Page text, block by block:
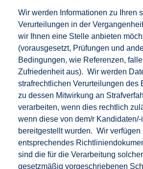
Wir werden Informationen zu Ihren
Verurteilungen in der
wir Ihnen eine Stelle anbieten
(vorausgesetzt, Prüfungen und
Bedingungen, wie Referenzen,
Zufriedenheit aus). Wir werden
strafrechtlichen Verurteilungen des
zu dessen Mitwirkung an
verarbeiten, wenn dies rechtlich
wenn diese von dem/r
bereitgestellt wurden. Wir verfügen
entsprechendes
sind die für die Verarbeitung
gesetzmäßig vorgeschriebenen